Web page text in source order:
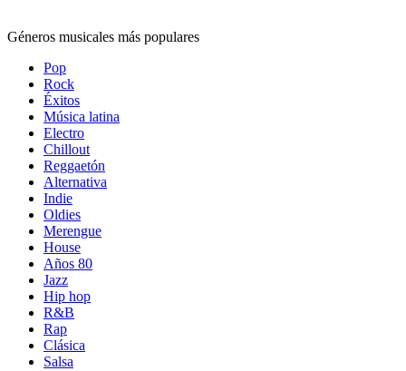
Géneros musicales más populares
Pop
Rock
Éxitos
Música latina
Electro
Chillout
Reggaetón
Alternativa
Indie
Oldies
Merengue
House
Años 80
Jazz
Hip hop
R&B
Rap
Clásica
Salsa